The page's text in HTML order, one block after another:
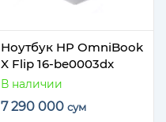
Ноутбук HP OmniBook
X Flip 16-be0003dx
В наличии
7 290 000 сум